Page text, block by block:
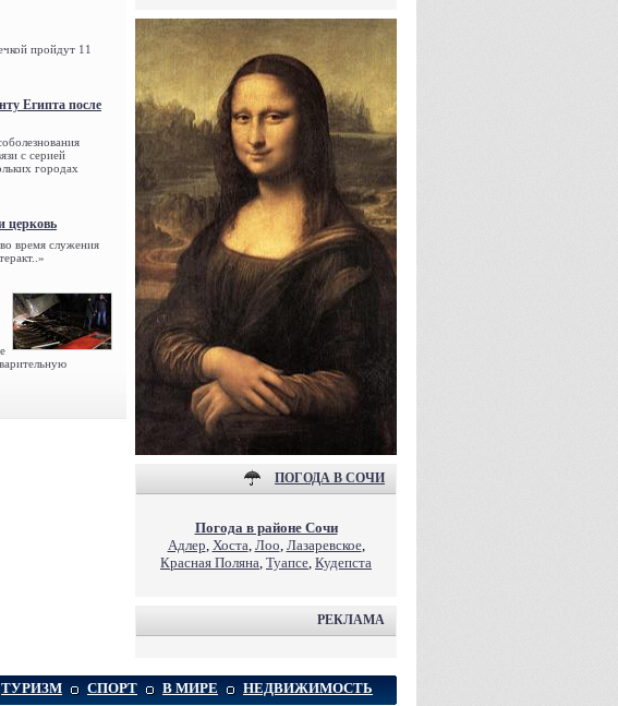
пройдут 11
Египта после
с серией
городах
церковь
время служения
ПОГОДА В СОЧИ
Погода в районе Сочи
Адлер, Хоста, Лоо, Лазаревское,
Красная Поляна, Туапсе, Кудепста
РЕКЛАМА
ТУРИЗМ СПОРТ В МИРЕ НЕДВИЖИМОСТЬ